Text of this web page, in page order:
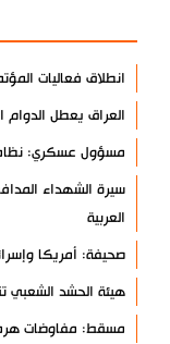
انطلاق فعاليات
العراق يعطل الدوام
مسؤول عسكري:
سيرة الشهداء
العربية
صحيفة: أمريكا
هيئة الحشد الشعبي
مسقط: مفاوضات